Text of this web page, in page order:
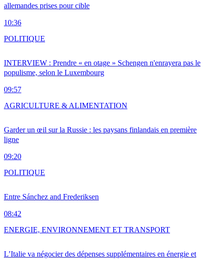
allemandes prises pour cible
10:36
INTERVIEW : Prendre « en otage » Schengen n'enrayera pas le
populisme, selon le Luxembourg
09:57
POLITIQUE
Garder un œil sur la Russie : les paysans finlandais en première
ligne
09:20
AGRICULTURE & ALIMENTATION
Entre Sánchez and Frederiksen
08:42
POLITIQUE
L’Italie va négocier des dépenses supplémentaires en énergie et
ENERGIE, ENVIRONNEMENT ET TRANSPORT